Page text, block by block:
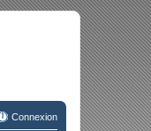
Connexion